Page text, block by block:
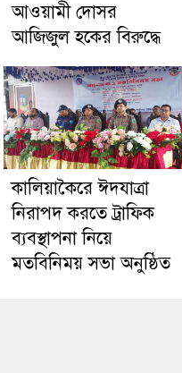
আওয়ামী দোসর
আজিজুল হকের বিরুদ্ধে
কালিয়াকৈরে ঈদযাত্রা
নিরাপদ করতে ট্রাফিক
ব্যবস্থাপনা নিয়ে
মতবিনিময় সভা অনুষ্ঠিত